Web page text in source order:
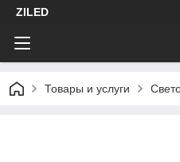
ZILED
Товары и услуги